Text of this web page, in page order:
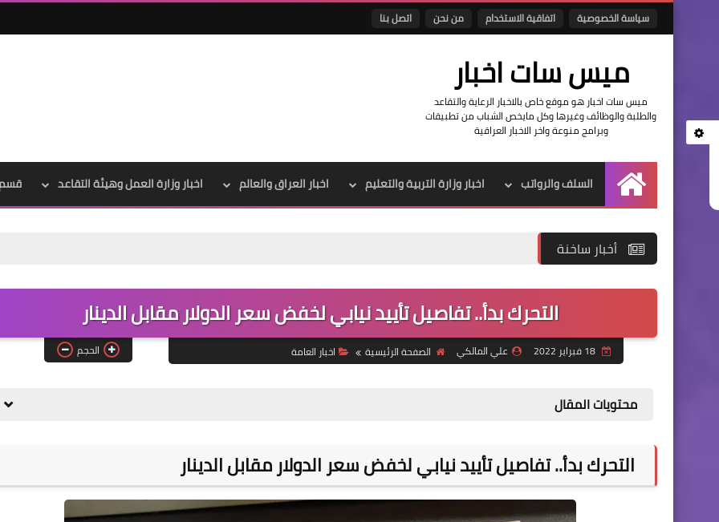
سياسة الخصوصية اتفاقية الاستخدام من نحن اتصل بنا
ميس سات اخبار
ميس سات اخبار هو موقع خاص بالاخبار الرعاية والتقاعد
والطلبة والوظائف وغيرها وكل مايخص الشباب من تطبيقات
وبرامج منوعة واخر الاخبار العراقية
الرئيسية
السلف والرواتب اخبار وزارة التربية والتعليم اخبار العراق والعالم اخبار وزارة العمل وهيئة التقاعد قسم
أخبار ساخنة
التحرك بدأ.. تفاصيل تأييد نيابي لخفض سعر الدولار مقابل الدينار
علي المالكي الصفحة الرئيسية اخبار العامة الحجم
محتويات المقال
التحرك بدأ.. تفاصيل تأييد نيابي لخفض سعر الدولار مقابل الدينار